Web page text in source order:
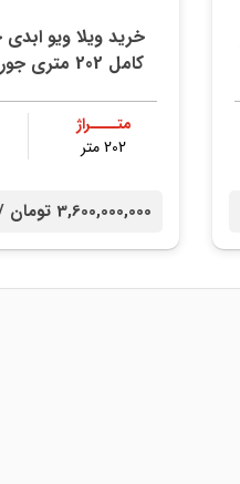
خرید ویلا ویو
کامل 202 متری جوربند چمستان
متــــراژ
202 متر
3,600,000,000 تومان /